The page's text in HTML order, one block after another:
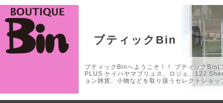
ブティックBin
ブティックBinへようこそ！！ ブティック
PLUS ケイハヤマプリュス、ロジェ、122
ョン雑貨、小物などを取り扱うセレクトショ